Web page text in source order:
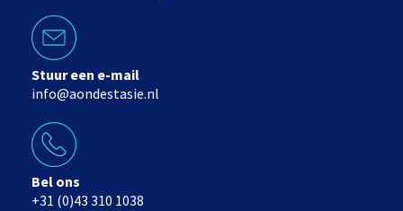
Stuur een e-mail
info@aondestasie.nl
Bel ons
+31 (0)43 310 1038